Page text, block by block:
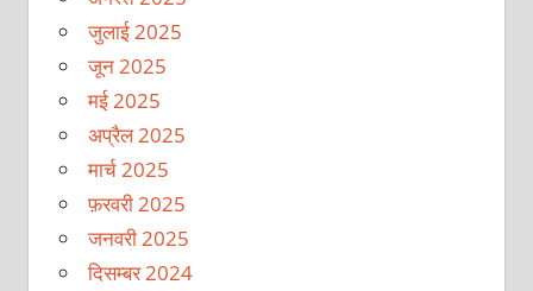
जुलाई 2025
जून 2025
मई 2025
अप्रैल 2025
मार्च 2025
फ़रवरी 2025
जनवरी 2025
दिसम्बर 2024